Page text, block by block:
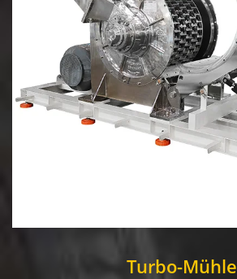
Turbo-Mühle